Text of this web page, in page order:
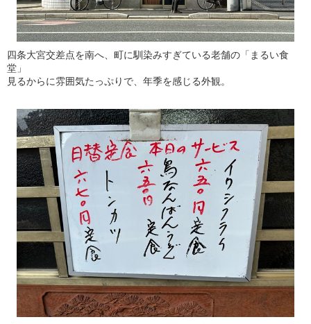
四条大宮交差点を南へ、町に馴染みすぎている老舗の「まるい食
堂」
見るからに雰囲気たっぷりで、年季を感じる外観。